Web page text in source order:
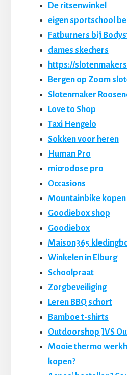
De ritsenwinkel
eigen sportschool
Fatburners bij
dames skechers
https://
Bergen op Zoom
Slotenmaker
Love to Shop
Taxi Hengelo
Sokken voor heren
Human Pro
microdose pro
Occasions
Mountainbike kopen
Goodiebox shop
Goodiebox
Maison365
Winkelen in Elburg
Schoolpraat
Zorgbeveiliging
Leren BBQ schort
Bamboe t-shirts
Outdoorshop JVS
Mooie thermo
kopen?